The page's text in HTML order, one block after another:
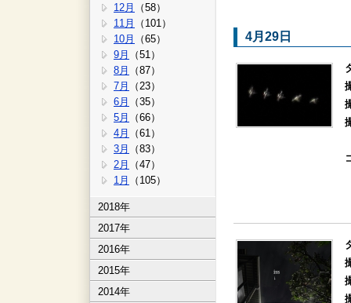
12月
（58）
11月
（101）
10月
（65）
9月
（51）
8月
（87）
7月
（23）
6月
（35）
5月
（66）
4月
（61）
3月
（83）
2月
（47）
1月
（105）
2018年
2017年
2016年
2015年
2014年
4月29日